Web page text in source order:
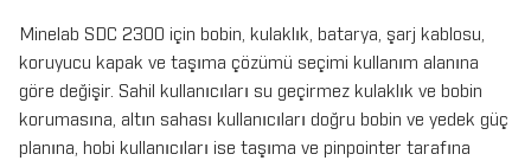
Minelab SDC 2300 için bobin, kulaklık, batarya, şarj kablosu,
koruyucu kapak ve taşıma çözümü seçimi kullanım alanına
göre değişir. Sahil kullanıcıları su geçirmez kulaklık ve bobin
korumasına, altın sahası kullanıcıları doğru bobin ve yedek güç
planına, hobi kullanıcıları ise taşıma ve pinpointer tarafına